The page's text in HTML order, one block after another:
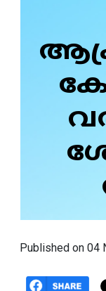
Published on 04